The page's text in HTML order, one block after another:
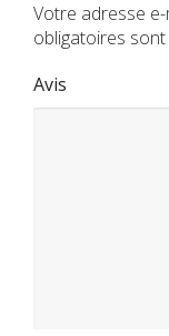
Votre adresse
obligatoires
Avis